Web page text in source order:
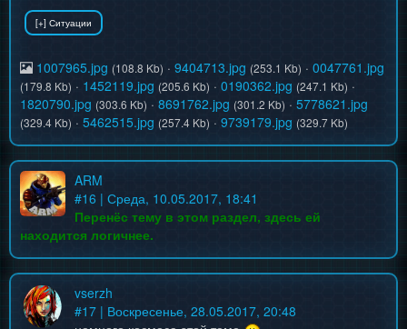
1007965.jpg (108.8 Kb) · 9404713.jpg (253.1 Kb) · 0047761.jpg
(179.8 Kb) · 1452119.jpg (205.6 Kb) · 0190362.jpg (247.1 Kb) ·
1820790.jpg (303.6 Kb) · 8691762.jpg (301.2 Kb) · 5778621.jpg
(329.4 Kb) · 5462515.jpg (257.4 Kb) · 9739179.jpg (329.7 Kb)
ARM
#16 | Среда, 10.05.2017, 18:41
Перенёс тему в этом раздел, здесь ей
находится логичнее.
vserzh
#17 | Воскресенье, 28.05.2017, 20:48